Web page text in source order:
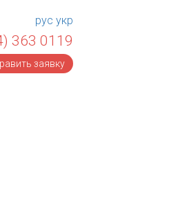
рус укр
363 0119
заявку